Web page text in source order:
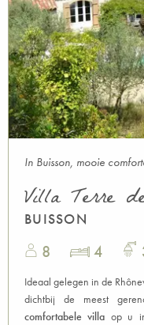
In Buisson, mooie
Villa Terre
BUISSON
8 4
Ideaal gelegen in de
dichtbij de meest
comfortabele villa op u